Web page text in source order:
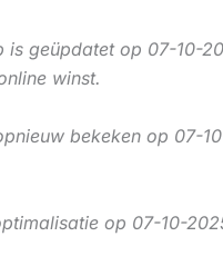
is geüpdatet op 07-10-
winst.
bekeken op 07-
op 07-10-